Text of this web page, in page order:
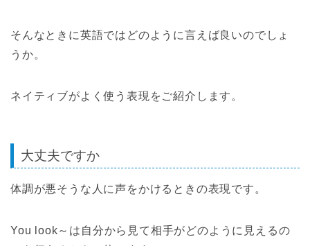
そんなときに英語ではどのように言えば良いのでしょ
うか。
ネイティブがよく使う表現をご紹介します。
大丈夫ですか
体調が悪そうな人に声をかけるときの表現です。
You look～は自分から見て相手がどのように見えるの